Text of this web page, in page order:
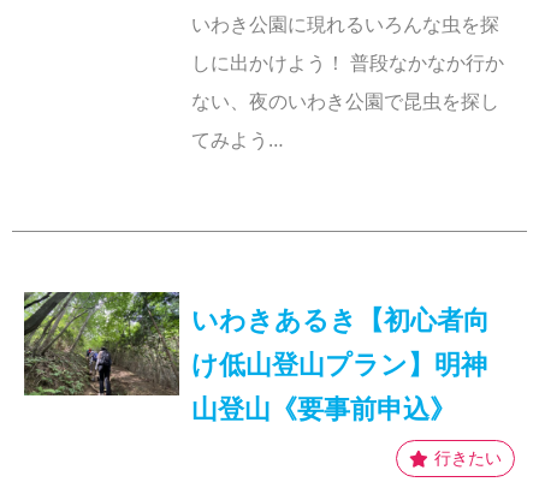
いわき公園に現れるいろんな虫を探
しに出かけよう！ 普段なかなか行か
ない、夜のいわき公園で昆虫を探し
てみよう…
いわきあるき【初心者向
け低山登山プラン】明神
山登山《要事前申込》